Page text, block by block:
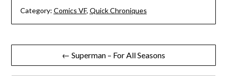
Category: Comics VF, Quick Chroniques
Navigation
de
← Superman – For All Seasons